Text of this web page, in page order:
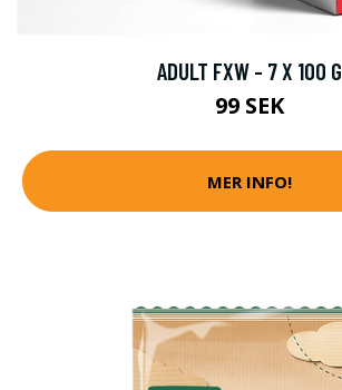
ADULT FXW - 7 X 100 G
99 SEK
MER INFO!